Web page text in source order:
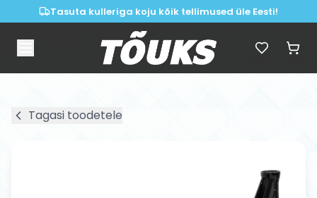
Tasuta kulleriga koju kõik tellimused üle Eesti!
Tagasi toodetele